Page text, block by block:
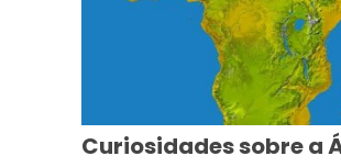
Curiosidades sobre a